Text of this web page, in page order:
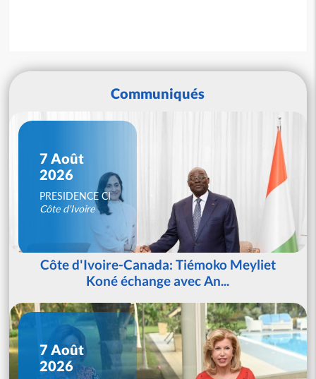
Communiqués
7 Août
2026
PRESIDENCE CI
Côte d'Ivoire
Côte d'Ivoire-Canada: Tiémoko Meyliet
Koné échange avec An...
7 Août
2026